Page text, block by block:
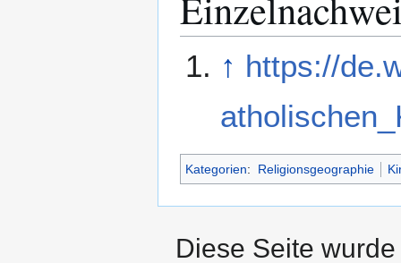
↑ https://
Kategorien: Religionsgeographie
Diese Seite